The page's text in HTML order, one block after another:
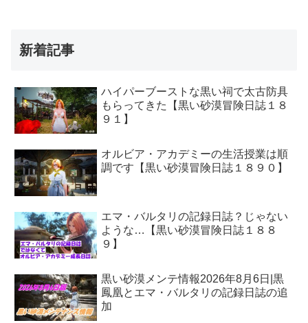
新着記事
ハイパーブーストな黒い祠で太古防具
もらってきた【黒い砂漠冒険日誌１８
９１】
オルビア・アカデミーの生活授業は順
調です【黒い砂漠冒険日誌１８９０】
エマ・バルタリの記録日誌？じゃない
ような…【黒い砂漠冒険日誌１８８
９】
黒い砂漠メンテ情報2026年8月6日|黒
鳳凰とエマ・バルタリの記録日誌の追
加